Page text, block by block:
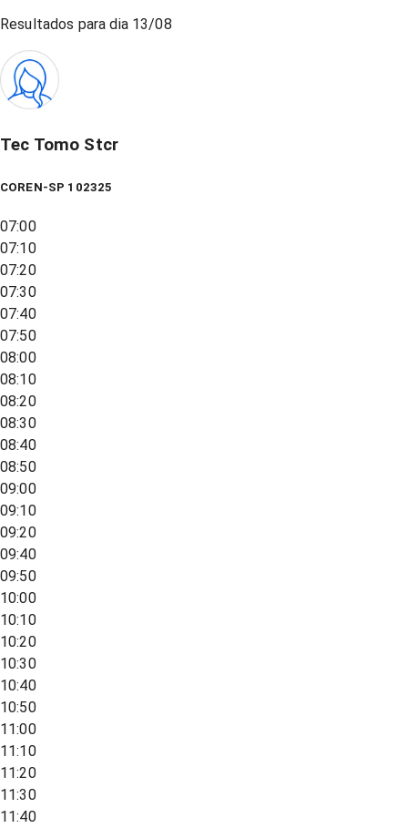
Resultados para dia 13/08
Tec Tomo Stcr
COREN-SP 102325
07:00
07:10
07:20
07:30
07:40
07:50
08:00
08:10
08:20
08:30
08:40
08:50
09:00
09:10
09:20
09:40
09:50
10:00
10:10
10:20
10:30
10:40
10:50
11:00
11:10
11:20
11:30
11:40